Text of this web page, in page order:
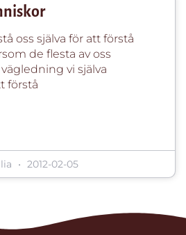
oss själva för att förstå
de flesta av oss
vi själva
förstå
2012-02-05